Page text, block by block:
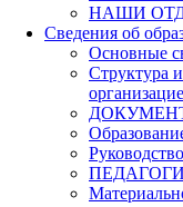
НАШИ
Сведения об
Основные
Структура
Руководство